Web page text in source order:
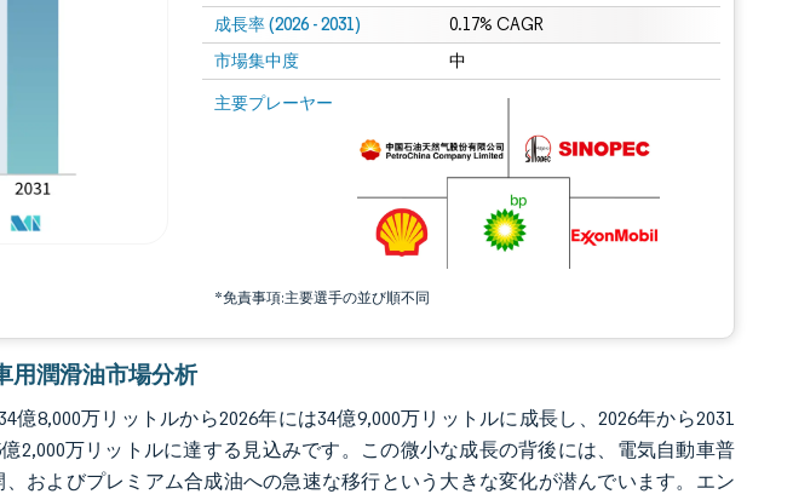
成長率 (2026 - 2031) 0.17% CAGR
市場集中度 中
主要プレーヤー
*免責事項:主要選手の並び順不同
画像 © Mordor Intelligence。再利用にはCC BY 4.0の表示が必要です。
。再利用にはCC BY 4.0の表示が必要です。
用潤滑油市場分析
8,000万リットルから2026年には34億9,000万リットルに成長し、2026年から2031
2,000万リットルに達する見込みです。この微小な成長の背後には、電気自動車普
、およびプレミアム合成油への急速な移行という大きな変化が潜んでいます。エン